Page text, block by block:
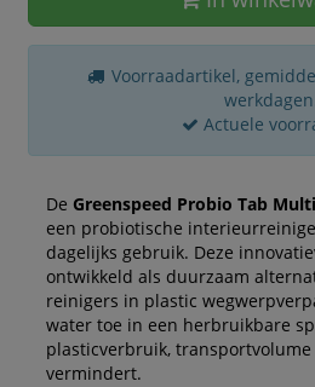
Voorraadartikel,
Actuele
De Greenspeed Probio Tab
een probiotische
dagelijks gebruik. Deze
ontwikkeld als duurzaam
reinigers in plastic
water toe in een herbruikbare
plasticverbruik,
vermindert.